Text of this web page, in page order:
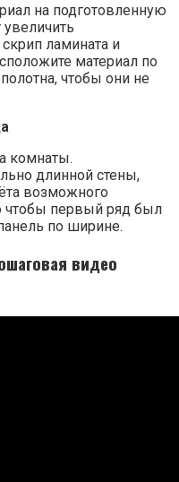
на подготовленную
ламината и
материал по
чтобы они не
комнаты.
длинной стены,
возможного
чтобы первый ряд был
по ширине.
видео